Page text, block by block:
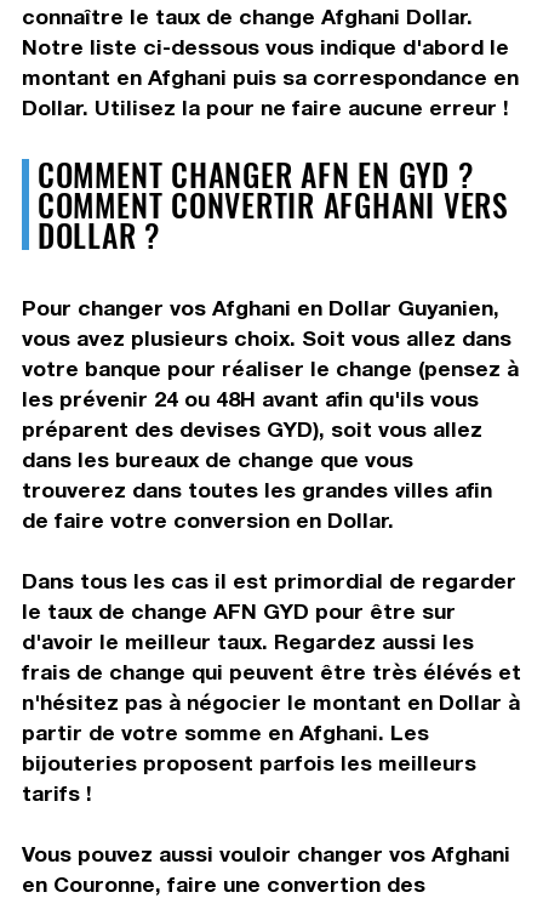
connaître le taux de change Afghani Dollar.
Notre liste ci-dessous vous indique d'abord le
montant en Afghani puis sa correspondance en
Dollar. Utilisez la pour ne faire aucune erreur !
COMMENT CHANGER AFN EN GYD ?
COMMENT CONVERTIR AFGHANI VERS
DOLLAR ?
Pour changer vos Afghani en Dollar Guyanien,
vous avez plusieurs choix. Soit vous allez dans
votre banque pour réaliser le change (pensez à
les prévenir 24 ou 48H avant afin qu'ils vous
préparent des devises GYD), soit vous allez
dans les bureaux de change que vous
trouverez dans toutes les grandes villes afin
de faire votre conversion en Dollar.
Dans tous les cas il est primordial de regarder
le taux de change AFN GYD pour être sur
d'avoir le meilleur taux. Regardez aussi les
frais de change qui peuvent être très élévés et
n'hésitez pas à négocier le montant en Dollar à
partir de votre somme en Afghani. Les
bijouteries proposent parfois les meilleurs
tarifs !
Vous pouvez aussi vouloir changer vos Afghani
en Couronne, faire une convertion des